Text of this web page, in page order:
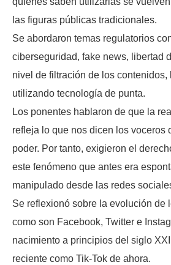
las figuras públicas tradicionales.
Se abordaron temas regulatorios
ciberseguridad, fake news, libertad
nivel de filtración de los
utilizando tecnología de punta.
Los ponentes hablaron de que la
refleja lo que nos dicen los voceros
poder. Por tanto, exigieron el
este fenómeno que antes era
manipulado desde las redes
Se reflexionó sobre la evolución de
como son Facebook, Twitter e
nacimiento a principios del siglo
reciente como Tik-Tok de ahora.